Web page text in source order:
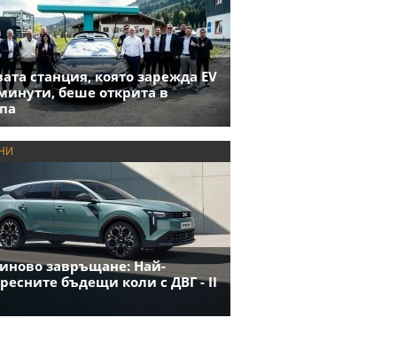
станция, която зарежда EV
беше открита в
завръщане: Най-
бъдещи коли с ДВГ - II